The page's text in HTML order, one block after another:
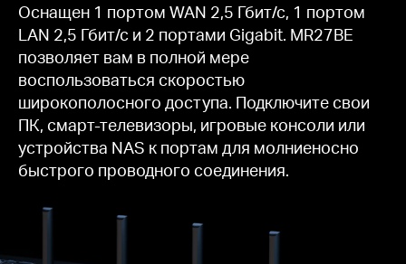
Оснащен 1 портом WAN 2,5 Гбит/с, 1 портом
LAN 2,5 Гбит/с и 2 портами Gigabit. MR27BE
позволяет вам в полной мере
воспользоваться скоростью
широкополосного доступа. Подключите свои
ПК, смарт-телевизоры, игровые консоли или
устройства NAS к портам для молниеносно
быстрого проводного соединения.